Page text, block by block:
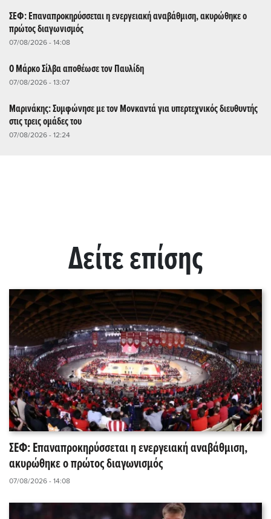
ΣΕΦ: Επαναπροκηρύσσεται η ενεργειακή αναβάθμιση, ακυρώθηκε ο
πρώτος διαγωνισμός
07/08/2026 - 14:08
Ο Μάρκο Σίλβα αποθέωσε τον Παυλίδη
07/08/2026 - 13:07
Μαρινάκης: Συμφώνησε με τον Μονκαντά για υπερτεχνικός διευθυντής
στις τρεις ομάδες του
07/08/2026 - 12:24
Δείτε επίσης
ΣΕΦ: Επαναπροκηρύσσεται η ενεργειακή αναβάθμιση,
ακυρώθηκε ο πρώτος διαγωνισμός
07/08/2026 - 14:08